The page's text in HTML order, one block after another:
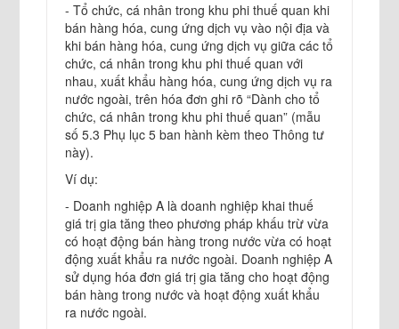
- Tổ chức, cá nhân trong khu phi thuế quan khi
bán hàng hóa, cung ứng dịch vụ vào nội địa và
khi bán hàng hóa, cung ứng dịch vụ giữa các tổ
chức, cá nhân trong khu phi thuế quan với
nhau, xuất khẩu hàng hóa, cung ứng dịch vụ ra
nước ngoài, trên hóa đơn ghi rõ “Dành cho tổ
chức, cá nhân trong khu phi thuế quan” (mẫu
số 5.3 Phụ lục 5 ban hành kèm theo Thông tư
này).
Ví dụ:
- Doanh nghiệp A là doanh nghiệp khai thuế
giá trị gia tăng theo phương pháp khấu trừ vừa
có hoạt động bán hàng trong nước vừa có hoạt
động xuất khẩu ra nước ngoài. Doanh nghiệp A
sử dụng hóa đơn giá trị gia tăng cho hoạt động
bán hàng trong nước và hoạt động xuất khẩu
ra nước ngoài.